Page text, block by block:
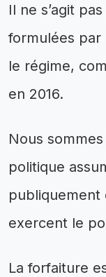
Il ne s’agit
formulées par
le régime,
en 2016.
Nous
politique
publiquement
exercent le
La forfaiture